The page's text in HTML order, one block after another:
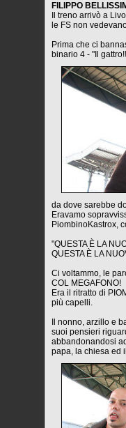
FILIPPO
Il treno arrivò a
le FS non
Prima che ci
binario 4 - "Il
da dove sarebbe
Eravamo
PiombinoKastrox,
"QUESTA È LA
QUESTA È LA
Ci voltammo, le
COL MEGAFONO!
Era il ritratto di
più capelli.
Il nonno, arzillo e
suoi pensieri
abbandonandosi
papa, la chiesa ed